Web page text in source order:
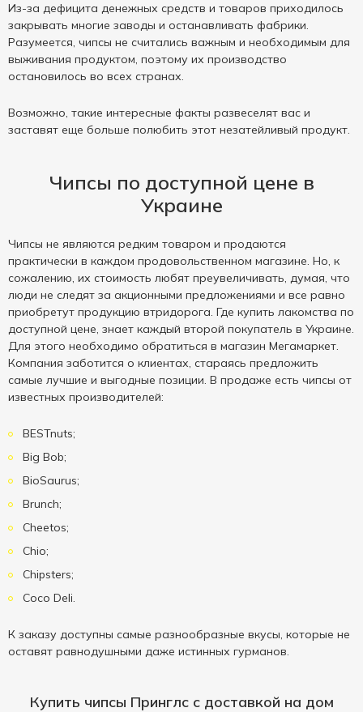
Из-за дефицита денежных средств и товаров приходилось
закрывать многие заводы и останавливать фабрики.
Разумеется, чипсы не считались важным и необходимым для
выживания продуктом, поэтому их производство
остановилось во всех странах.
Возможно, такие интересные факты развеселят вас и
заставят еще больше полюбить этот незатейливый продукт.
Чипсы по доступной цене в
Украине
Чипсы не являются редким товаром и продаются
практически в каждом продовольственном магазине. Но, к
сожалению, их стоимость любят преувеличивать, думая, что
люди не следят за акционными предложениями и все равно
приобретут продукцию втридорога. Где купить лакомства по
доступной цене, знает каждый второй покупатель в Украине.
Для этого необходимо обратиться в магазин Мегамаркет.
Компания заботится о клиентах, стараясь предложить
самые лучшие и выгодные позиции. В продаже есть чипсы от
известных производителей:
BESTnuts;
Big Bob;
BioSaurus;
Brunch;
Cheetos;
Chio;
Chipsters;
Coco Deli.
К заказу доступны самые разнообразные вкусы, которые не
оставят равнодушными даже истинных гурманов.
Купить чипсы Принглс с доставкой на дом